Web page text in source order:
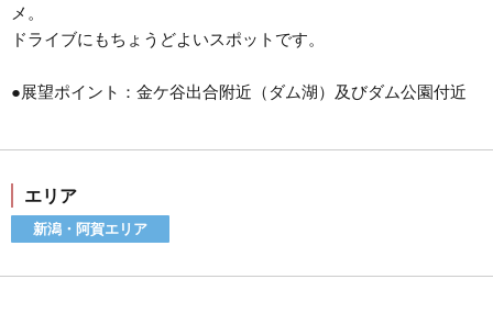
メ。
ドライブにもちょうどよいスポットです。
●展望ポイント：金ケ谷出合附近（ダム湖）及びダム公園付近
エリア
新潟・阿賀エリア